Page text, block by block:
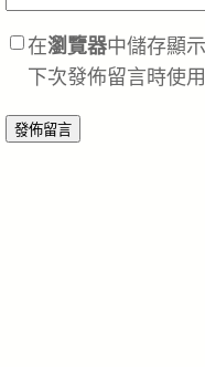
在瀏覽器中儲存顯
下次發佈留言時使用